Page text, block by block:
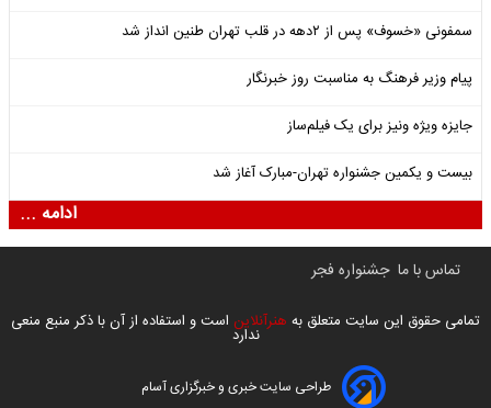
سمفونی «خسوف» پس از ۲دهه در قلب تهران طنین انداز شد
پیام وزیر فرهنگ به مناسبت روز خبرنگار
جایزه ویژه ونیز برای یک فیلم‌ساز
بیست و یکمین جشنواره تهران-مبارک آغاز شد
ادامه ...
تماس با ما جشنواره فجر
تمامی حقوق این سایت متعلق به هنرآنلاین است و استفاده از آن با ذکر منبع منعی
ندارد
طراحی سایت خبری و خبرگزاری آسام